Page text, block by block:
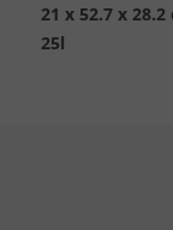
21 x 52.7 x 28.2
25l